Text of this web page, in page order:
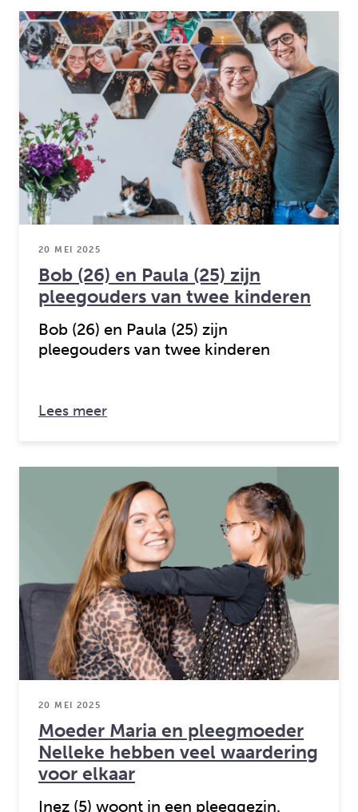
Bob (26) en Paula (25) zijn
pleegouders van twee kinderen
20 MEI 2025
Bob (26) en Paula (25) zijn
pleegouders van twee kinderen
Lees meerover: Bob (26) en Paula (25) zijn
Moeder Maria en pleegmoeder
Nelleke hebben veel waardering
voor elkaar
20 MEI 2025
Inez (5) woont in een pleeggezin.